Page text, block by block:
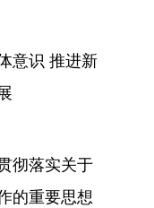
意识 推进新
彻落实关于
的重要思想